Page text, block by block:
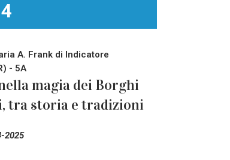
A. Frank di Indicatore
- 5A
magia dei Borghi
tra storia e tradizioni
2025